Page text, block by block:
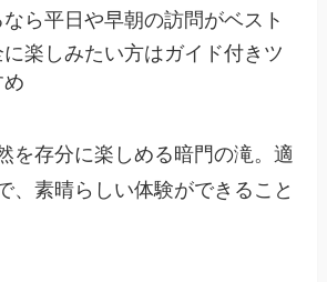
ら平日や早朝の訪問がベスト
楽しみたい方はガイド付きツ
を存分に楽しめる暗門の滝。適
、素晴らしい体験ができること